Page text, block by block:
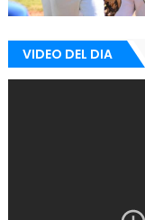
VIDEO DEL DIA